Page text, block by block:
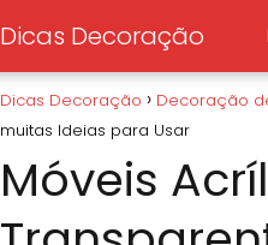
Dicas Decoração
Dicas Decoração Decoração
muitas Ideias para Usar
Móveis